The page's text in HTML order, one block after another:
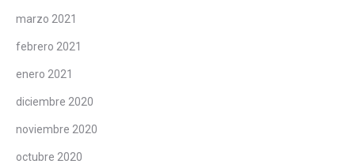
marzo 2021
febrero 2021
enero 2021
diciembre 2020
noviembre 2020
octubre 2020